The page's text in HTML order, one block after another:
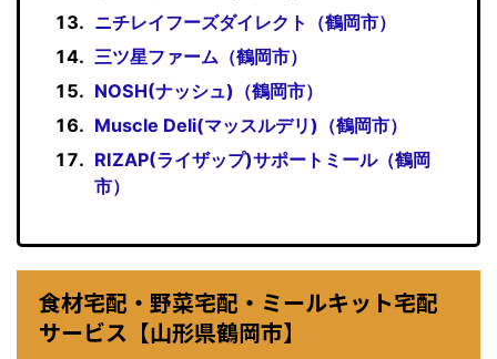
ニチレイフーズダイレクト（鶴岡市）
三ツ星ファーム（鶴岡市）
NOSH(ナッシュ)（鶴岡市）
Muscle Deli(マッスルデリ)（鶴岡市）
RIZAP(ライザップ)サポートミール（鶴岡
市）
食材宅配・野菜宅配・ミールキット宅配
サービス【山形県鶴岡市】